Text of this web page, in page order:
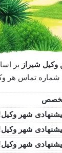
وکیل شیراز بر
تماس هر
شهر
شهر
شهر